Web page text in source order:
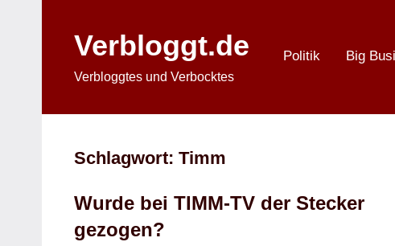
springenVerbloggt.de
Verbloggtes und Verbocktes
Politik Big
Schlagwort: Timm
Wurde bei TIMM-TV der Stecker
gezogen?